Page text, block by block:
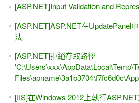
[ASP.NET]Input Validation and
[ASP.NET]ASP.NET在UpdatePanel
法
[ASP.NET]拒絕存取路徑
[IIS]在Windows 2012上執行